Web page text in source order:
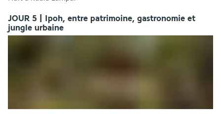
JOUR 5 | Ipoh, entre patrimoine, gastronomie et
jungle urbaine